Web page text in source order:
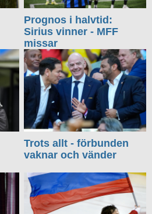
Prognos i halvtid:
Sirius vinner - MFF
missar
Trots allt - förbunden
vaknar och vänder